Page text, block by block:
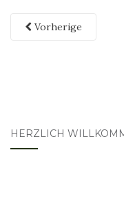
Vorherige
HERZLICH